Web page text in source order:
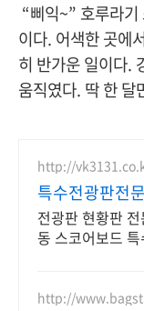
“삐익~” 호루라
이다. 어색한 곳에
히 반가운 일이다.
움직였다. 딱 한 달
http://
특수전광판전
전광판 현황판 전문기업 VMS
동 스코어보드 특
http://